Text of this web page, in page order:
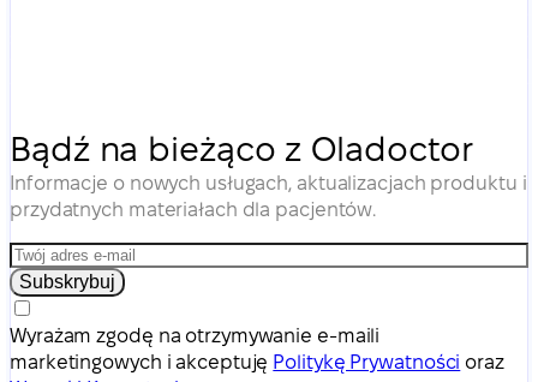
Bądź na bieżąco z Oladoctor
Informacje o nowych usługach, aktualizacjach produktu i
przydatnych materiałach dla pacjentów.
Subskrybuj
Wyrażam zgodę na otrzymywanie e-maili
marketingowych i akceptuję Politykę Prywatności oraz